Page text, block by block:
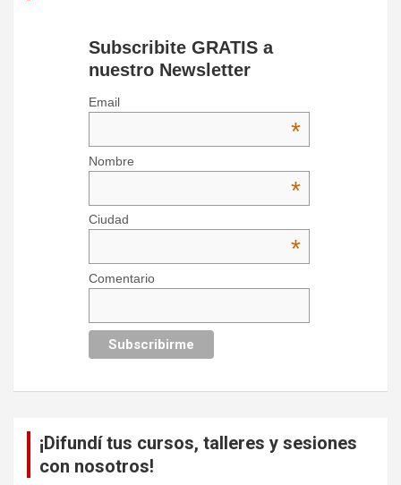
Subscribite GRATIS a
nuestro Newsletter
Email
*
Nombre
*
Ciudad
*
Comentario
¡Difundí tus cursos, talleres y sesiones
con nosotros!